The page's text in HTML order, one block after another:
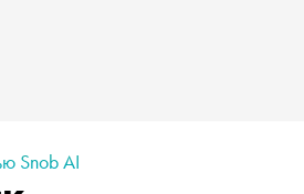
Snob AI